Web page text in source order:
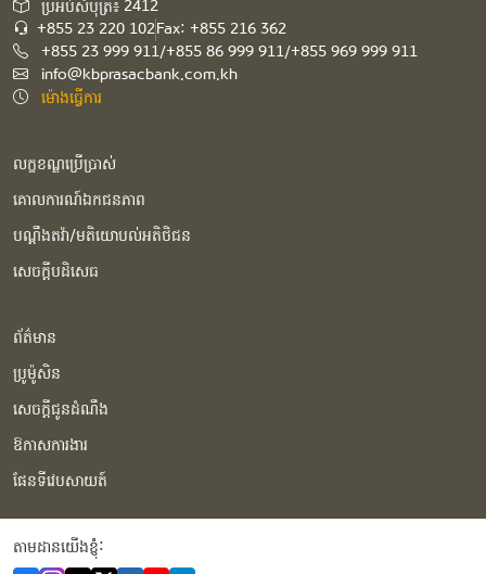
ប្រអប់សំបុត្រ៖ 2412
+855 23 220 102Fax: +855 216 362
+855 23 999 911/+855 86 999 911/+855 969 999 911
info@kbprasacbank.com.kh
ម៉ោងធ្វើការ
លក្ខខណ្ឌប្រើប្រាស់
គោលការណ៍ឯកជនភាព
បណ្ដឹងតវ៉ា/មតិយោបល់អតិថិជន
សេចក្ដីបដិសេធ
ព័ត៌មាន
ប្រូម៉ូសិន
សេចក្ដីជូនដំណឹង
ឱកាសការងារ
ផែនទីវេបសាយត៍
តាមដានយើងខ្ញុំំ: